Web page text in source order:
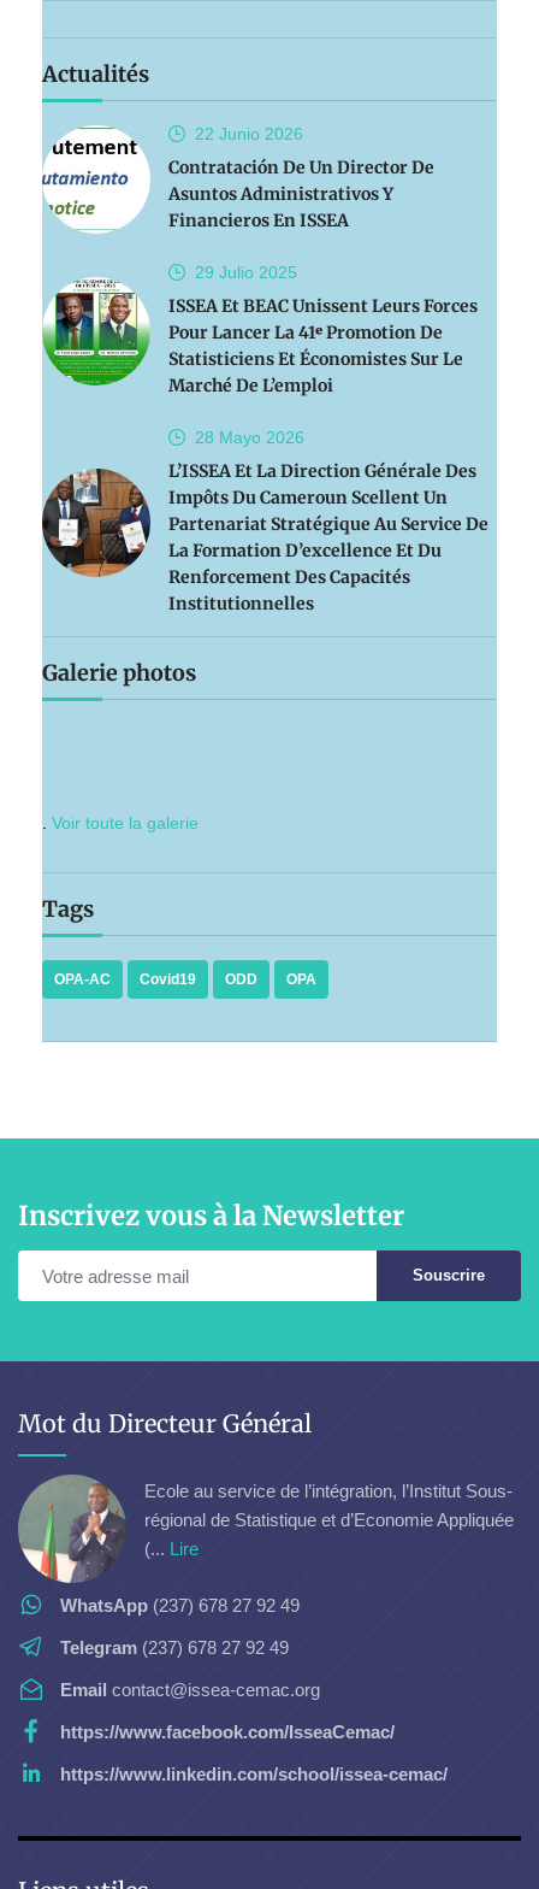
Actualités
22 Junio 2026
Contratación De Un Director De
Asuntos Administrativos Y
Financieros En ISSEA
29 Julio 2025
ISSEA Et BEAC Unissent Leurs Forces
Pour Lancer La 41ᵉ Promotion De
Statisticiens Et Économistes Sur Le
Marché De L’emploi
28 Mayo 2026
L’ISSEA Et La Direction Générale Des
Impôts Du Cameroun Scellent Un
Partenariat Stratégique Au Service De
La Formation D’excellence Et Du
Renforcement Des Capacités
Institutionnelles
Galerie photos
Voir toute la galerie
Tags
OPA-AC Covid19 ODD OPA
Inscrivez vous à la Newsletter
Souscrire
Mot du Directeur Général
Ecole au service de l’intégration, l’Institut Sous-
régional de Statistique et d’Economie Appliquée
(... Lire
WhatsApp (237) 678 27 92 49
Telegram (237) 678 27 92 49
Email contact@issea-cemac.org
https://www.facebook.com/IsseaCemac/
https://www.linkedin.com/school/issea-cemac/